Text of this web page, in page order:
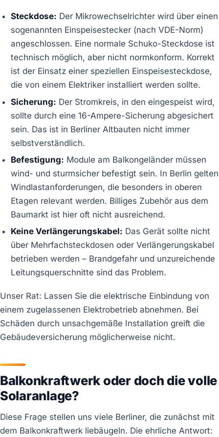
Steckdose: Der Mikrowechselrichter wird über einen
sogenannten Einspeisestecker (nach VDE-Norm)
angeschlossen. Eine normale Schuko-Steckdose ist
technisch möglich, aber nicht normkonform. Korrekt
ist der Einsatz einer speziellen Einspeisesteckdose,
die von einem Elektriker installiert werden sollte.
Sicherung: Der Stromkreis, in den eingespeist wird,
sollte durch eine 16-Ampere-Sicherung abgesichert
sein. Das ist in Berliner Altbauten nicht immer
selbstverständlich.
Befestigung: Module am Balkongeländer müssen
wind- und sturmsicher befestigt sein. In Berlin gelten
Windlastanforderungen, die besonders in oberen
Etagen relevant werden. Billiges Zubehör aus dem
Baumarkt ist hier oft nicht ausreichend.
Keine Verlängerungskabel: Das Gerät sollte nicht
über Mehrfachsteckdosen oder Verlängerungskabel
betrieben werden – Brandgefahr und unzureichende
Leitungsquerschnitte sind das Problem.
Unser Rat: Lassen Sie die elektrische Einbindung von
einem zugelassenen Elektrobetrieb abnehmen. Bei
Schäden durch unsachgemäße Installation greift die
Gebäudeversicherung möglicherweise nicht.
Balkonkraftwerk oder doch die volle
Solaranlage?
Diese Frage stellen uns viele Berliner, die zunächst mit
dem Balkonkraftwerk liebäugeln. Die ehrliche Antwort: